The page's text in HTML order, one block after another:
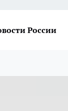
России